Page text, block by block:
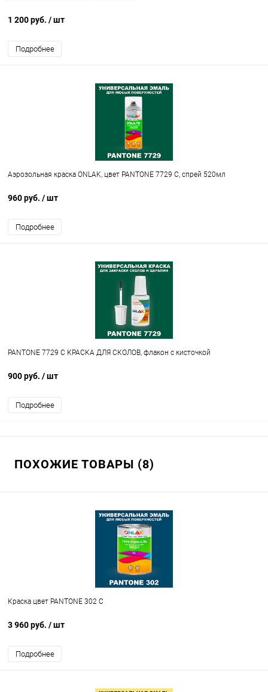
1 200 руб. / шт
Подробнее
Аэрозольная краска ONLAK, цвет PANTONE 7729 C, спрей 520мл
960 руб. / шт
Подробнее
PANTONE 7729 C КРАСКА ДЛЯ СКОЛОВ, флакон с кисточкой
900 руб. / шт
Подробнее
ПОХОЖИЕ ТОВАРЫ (8)
Краска цвет PANTONE 302 C
3 960 руб. / шт
Подробнее